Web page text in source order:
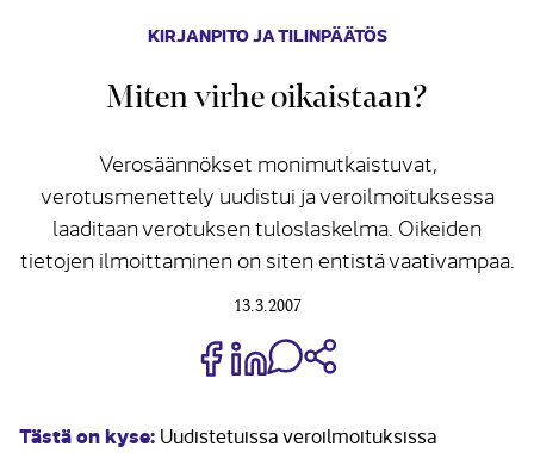
KIRJANPITO JA TILINPÄÄTÖS
Miten virhe oikaistaan?
Verosäännökset monimutkaistuvat,
verotusmenettely uudistui ja veroilmoituksessa
laaditaan verotuksen tuloslaskelma. Oikeiden
tietojen ilmoittaminen on siten entistä vaativampaa.
13.3.2007
Jaa Share on Facebook
Jaa Share on LinkedIn
Jaa WhatsApp-viestinä
Tästä on kyse: Uudistetuissa veroilmoituksissa